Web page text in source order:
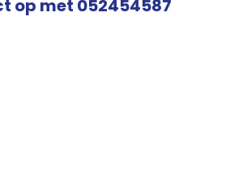
op met 052454587